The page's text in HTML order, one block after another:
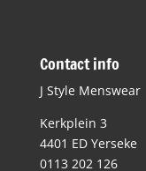
Contact info
J Style Menswear
Kerkplein 3
4401 ED Yerseke
0113 202 126